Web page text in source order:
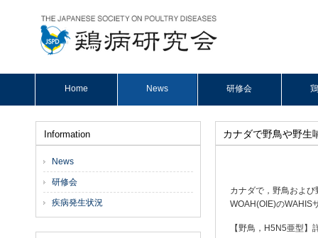
Home News 研修会
カナダで野鳥や野生
カナダで，野鳥およ
WOAH(OIE)のWAHIS
【野鳥，H5N5亜型
Information
News
研修会
疾病発生状況